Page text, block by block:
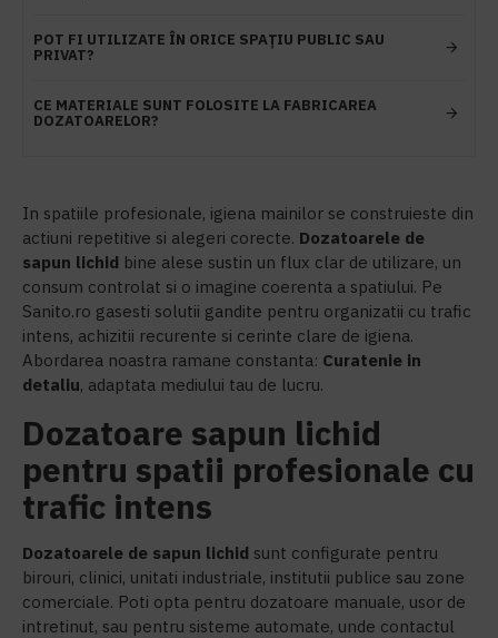
POT FI UTILIZATE ÎN ORICE SPAȚIU PUBLIC SAU
PRIVAT?
CE MATERIALE SUNT FOLOSITE LA FABRICAREA
DOZATOARELOR?
In spatiile profesionale, igiena mainilor se construieste din
actiuni repetitive si alegeri corecte. Dozatoarele de
sapun lichid bine alese sustin un flux clar de utilizare, un
consum controlat si o imagine coerenta a spatiului. Pe
Sanito.ro gasesti solutii gandite pentru organizatii cu trafic
intens, achizitii recurente si cerinte clare de igiena.
Abordarea noastra ramane constanta: Curatenie in
detaliu, adaptata mediului tau de lucru.
Dozatoare sapun lichid
pentru spatii profesionale cu
trafic intens
Dozatoarele de sapun lichid sunt configurate pentru
birouri, clinici, unitati industriale, institutii publice sau zone
comerciale. Poti opta pentru dozatoare manuale, usor de
intretinut, sau pentru sisteme automate, unde contactul